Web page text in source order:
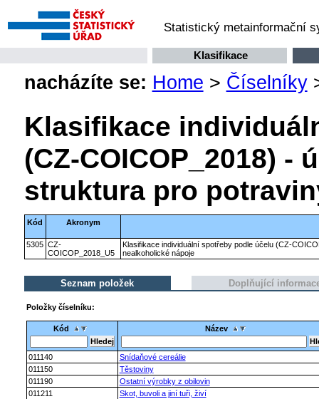
Statistický metainformační
Klasifikace
nacházíte se: Home > Číselníky
Klasifikace
(CZ-COICOP_2018) -
struktura pro
Kód Akronym
5305 CZ-
COICOP_2018_U5
Klasifikace individuální spotřeby podle účelu (CZ-
nealkoholické nápoje
Seznam položek Doplňující
Položky číselníku:
Kód Název
011140
Snídaňové cereálie
011150
Těstoviny
011190
Ostatní výrobky z obilovin
011211
Skot, buvoli a jiní tuři, živí